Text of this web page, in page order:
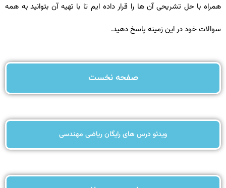
همراه با حل تشریحی آن ها را قرار داده ایم تا با تهیه آن بتوانید به همه
سوالات خود در این زمینه پاسخ دهید.
صفحه نخست
ویدئو درس های رایگان ریاضی مهندسی